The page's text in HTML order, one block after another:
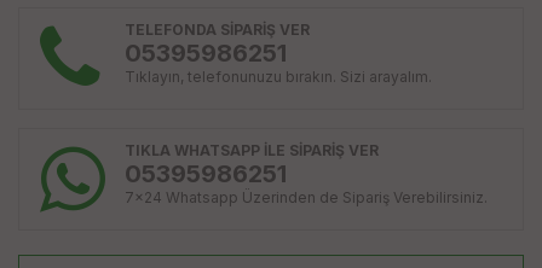
TELEFONDA SİPARİŞ VER
05395986251
Tıklayın, telefonunuzu bırakın. Sizi arayalım.
TIKLA WHATSAPP İLE SİPARİŞ VER
05395986251
7x24 Whatsapp Üzerinden de Sipariş Verebilirsiniz.